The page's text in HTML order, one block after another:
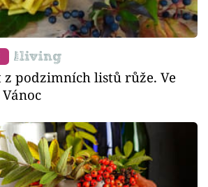
z podzimních listů růže. Ve